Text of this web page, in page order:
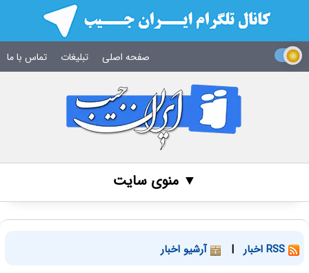
صفحه اصلی تبلیغات تماس با ما
▼ منوی سایت
| آرشیو اخبار